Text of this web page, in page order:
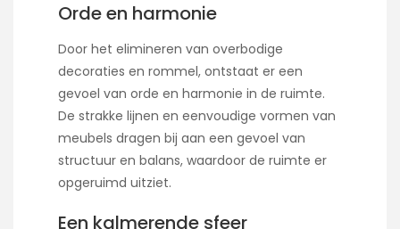
Orde en harmonie
Door het elimineren van overbodige
decoraties en rommel, ontstaat er een
gevoel van orde en harmonie in de ruimte.
De strakke lijnen en eenvoudige vormen van
meubels dragen bij aan een gevoel van
structuur en balans, waardoor de ruimte er
opgeruimd uitziet.
Een kalmerende sfeer